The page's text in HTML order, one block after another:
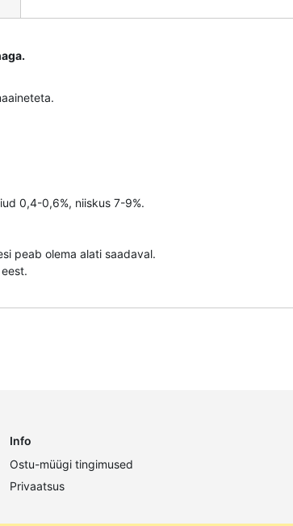
0,4-0,6%, niiskus 7-9%.
peab olema alati saadaval.
Info
Ostu-müügi tingimused
Privaatsus